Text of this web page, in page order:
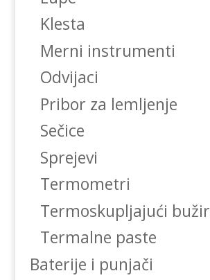
Klesta
Merni instrumenti
Odvijaci
Pribor za lemljenje
Sečice
Sprejevi
Termometri
Termoskupljajući bužir
Termalne paste
Baterije i punjači